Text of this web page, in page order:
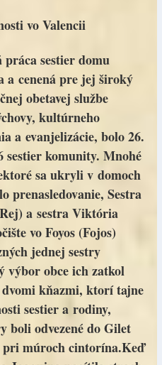
vo Valencii
sestier domu
a cenená pre jej široký
obetavej službe
kultúrneho
a evanjelizácie, bolo 26.
sestier komunity. Mnohé
sa ukryli v domoch
prenasledovanie, Sestra
a sestra Viktória
vo Foyos (Fojos)
jednej sestry
výbor obce ich zatkol
kňazmi, ktorí tajne
sestier a rodiny,
boli odvezené do Gilet
múroch cintorína.Keď